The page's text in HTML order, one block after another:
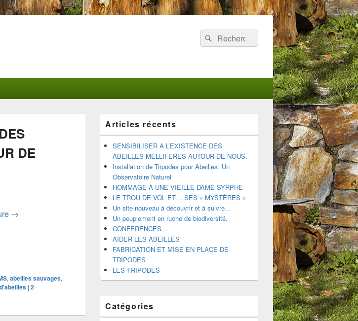
Recherche :
Rechercher
DE
SENSIBILISER A L’EXISTENCE DES ABEILLES MELLIFERES AUTOUR DE NOUS.
→
, abeilles sauvages,
| 2
principale
de
widget
barre
latérale
Articles récents
SENSIBILISER A L’EXISTENCE DES
ABEILLES MELLIFERES AUTOUR DE NOUS.
Installation de Tripodes pour Abeilles: Un
Observatoire Naturel
HOMMAGE A UNE VIEILLE DAME SYRPHE
LE TROU DE VOL ET… SES « MYSTÈRES »
Un site nouveau à découvrir et à suivre…
Un peuplement en ruche de biodiversité.
CONFERENCES…
AIDER LES ABEILLES
FABRICATION ET MISE EN PLACE DE
TRIPODES
LES TRIPODES
Catégories